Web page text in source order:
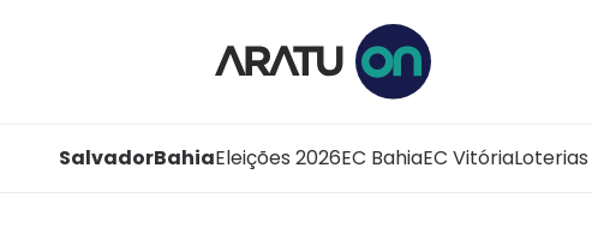
SalvadorBahiaEleições 2026EC BahiaEC VitóriaLoterias